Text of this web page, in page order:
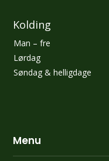
Kolding
​Man – fre
​Lørdag
Søndag & helligdage
Menu